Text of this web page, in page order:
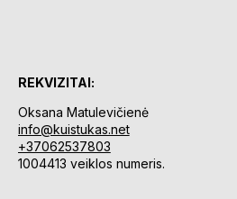
REKVIZITAI:
Oksana Matulevičienė
info@kuistukas.net
+37062537803
1004413 veiklos numeris.